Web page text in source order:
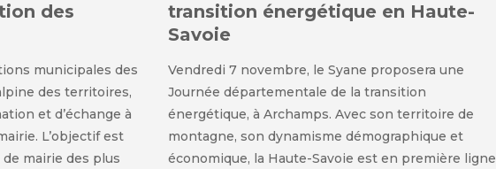
des
municipales des
des territoires,
et d’échange à
L’objectif est
mairie des plus
transition énergétique en Haute-
Savoie
Vendredi 7 novembre, le Syane proposera une
Journée départementale de la transition
énergétique, à Archamps. Avec son territoire de
montagne, son dynamisme démographique et
économique, la Haute-Savoie est en première ligne